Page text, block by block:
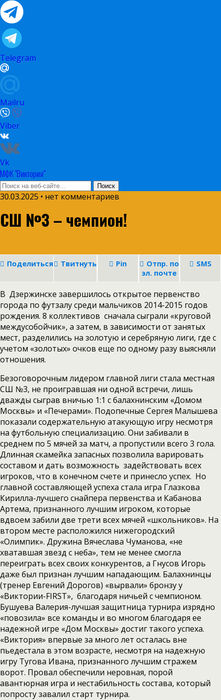
Telegram
Mailru
Viber
Vk
МФК "Виктория"
30.03.2025 • нет комментариев
СШ №3 – чемпион!
Поделиться Твитнуть Pin
Отпр. по
эл. почте
SMS
В Дзержинске завершилось открытое первенство
города по футзалу среди мальчиков 2014-2015 годов
рождения. 8 коллективов сначала сыграли «круговой
междусобойчик», а затем, в зависимости от занятых
мест, разделились на золотую и серебряную лиги, где с
учетом «золотых» очков еще по одному разу выясняли
отношения.
Безоговорочным лидером главной лиги стала местная
СШ №3, не проигравшая ни одной встречи, лишь
дважды сыграв вничью 1:1 с балахнинским «Домом
Москвы» и «Печерами». Подопечные Сергея Малышева
показали содержательную атакующую игру несмотря
на футбольную специализацию. Они забивали в
среднем по 5 мячей за матч, а пропустили всего 3 гола.
Длинная скамейка запасных позволила варировать
составом и дать возможность задействовать всех
игроков, что в конечном счете и принесло успех. Но
главной составляющей успеха стала игра Глазкова
Кирилла-лучшего снайпера первенства и Кабанова
Артема, признанного лучшим игроком, которые
вдвоем забили две трети всех мячей «школьников». На
втором месте расположился нижегородский
«Олимпик». Дружина Вячеслава Чуманова, «не
хватавшая звезд с неба», тем не менее смогла
переиграть всех своих конкурентов, а Гнусов Игорь
даже был признан лучшим нападающим. Балахнинцы
(тренер Евгений Дорогов) «вырвали» бронзу у
«Виктории-FIRST», благодаря ничьей с чемпионом.
Бушуева Валерия-лучшая защитница турнира изрядно
«повозила» все команды и во многом благодаря ее
надежной игре «Дом Москвы» достиг такого успеха.
«Виктория» впервые за много лет осталась вне
пьедестала в этом возрасте, несмотря на надежную
игру Тугова Ивана, признанного лучшим стражем
ворот. Провал обеспечили неровная, порой
авантюрная игра и нестабильность состава, который
попросту завалил старт турнира.